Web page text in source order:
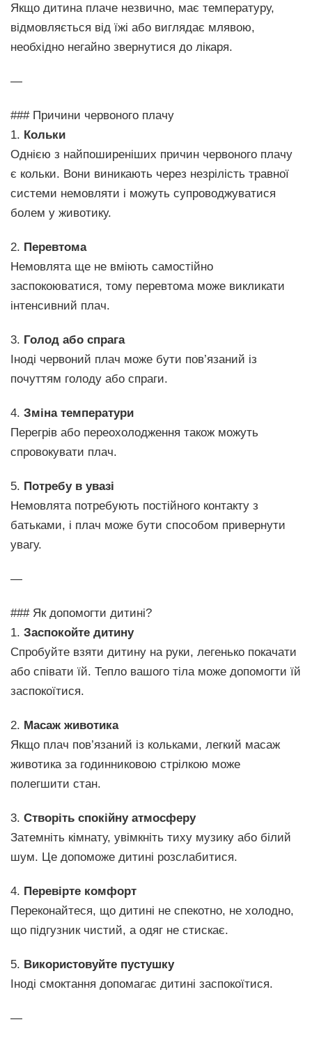
Якщо дитина плаче незвично, має температуру,
відмовляється від їжі або виглядає млявою,
необхідно негайно звернутися до лікаря.
—
### Причини червоного плачу
1. Кольки
Однією з найпоширеніших причин червоного плачу
є кольки. Вони виникають через незрілість травної
системи немовляти і можуть супроводжуватися
болем у животику.
2. Перевтома
Немовлята ще не вміють самостійно
заспокоюватися, тому перевтома може викликати
інтенсивний плач.
3. Голод або спрага
Іноді червоний плач може бути пов’язаний із
почуттям голоду або спраги.
4. Зміна температури
Перегрів або переохолодження також можуть
спровокувати плач.
5. Потребу в увазі
Немовлята потребують постійного контакту з
батьками, і плач може бути способом привернути
увагу.
—
### Як допомогти дитині?
1. Заспокойте дитину
Спробуйте взяти дитину на руки, легенько покачати
або співати їй. Тепло вашого тіла може допомогти їй
заспокоїтися.
2. Масаж животика
Якщо плач пов’язаний із кольками, легкий масаж
животика за годинниковою стрілкою може
полегшити стан.
3. Створіть спокійну атмосферу
Затемніть кімнату, увімкніть тиху музику або білий
шум. Це допоможе дитині розслабитися.
4. Перевірте комфорт
Переконайтеся, що дитині не спекотно, не холодно,
що підгузник чистий, а одяг не стискає.
5. Використовуйте пустушку
Іноді смоктання допомагає дитині заспокоїтися.
—